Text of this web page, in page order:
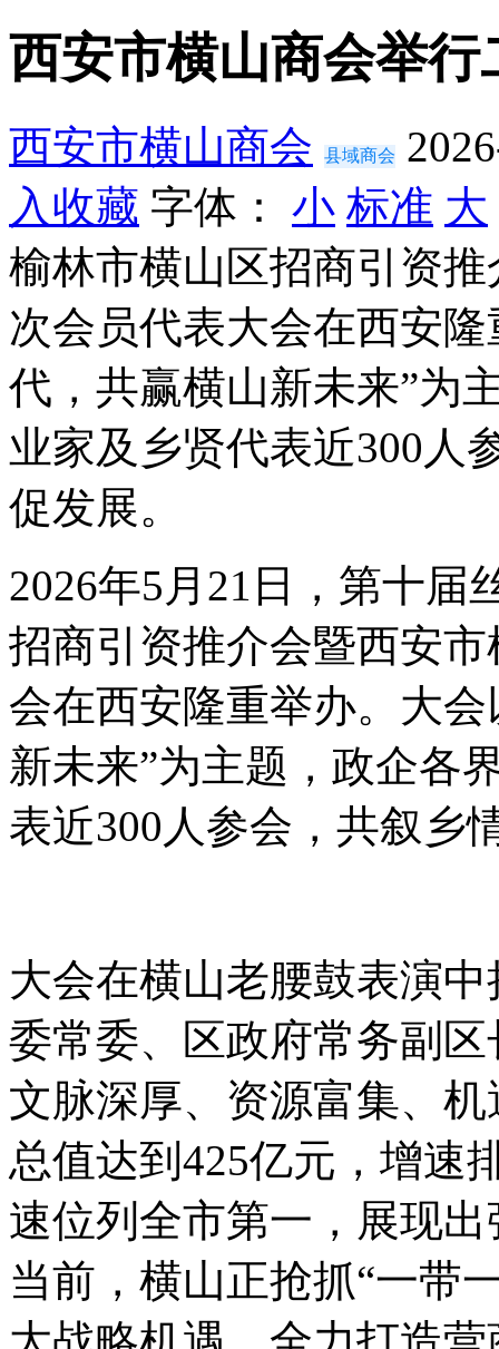
西安市横山商会举
西安市横山商会 县域商会
入收藏 字体： 小 标准 大
榆林市横山区招商引资
次会员代表大会在西安
代，共赢横山新未来”为
业家及乡贤代表近300人
促发展。
2026年5月21日，第十届
招商引资推介会暨西安
会在西安隆重举办。大
新未来”为主题，政企各
表近300人参会，共叙乡
大会在横山老腰鼓表演
委常委、区政府常务副
文脉深厚、资源富集、
总值达到425亿元，增速
速位列全市第一，展现
当前，横山正抢抓“一带